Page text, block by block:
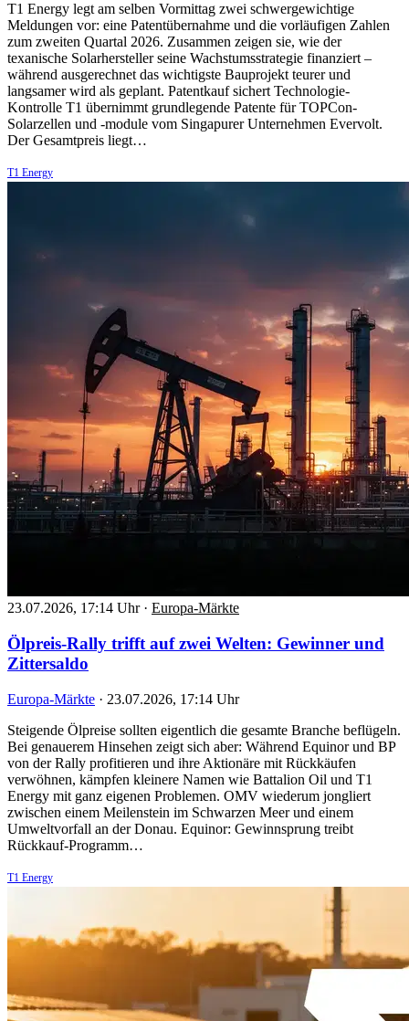
T1 Energy legt am selben Vormittag zwei schwergewichtige
Meldungen vor: eine Patentübernahme und die vorläufigen Zahlen
zum zweiten Quartal 2026. Zusammen zeigen sie, wie der
texanische Solarhersteller seine Wachstumsstrategie finanziert –
während ausgerechnet das wichtigste Bauprojekt teurer und
langsamer wird als geplant. Patentkauf sichert Technologie-
Kontrolle T1 übernimmt grundlegende Patente für TOPCon-
Solarzellen und -module vom Singapurer Unternehmen Evervolt.
Der Gesamtpreis liegt…
T1 Energy
23.07.2026, 17:14 Uhr · Europa-Märkte
Ölpreis-Rally trifft auf zwei Welten: Gewinner und
Zittersaldo
Europa-Märkte · 23.07.2026, 17:14 Uhr
Steigende Ölpreise sollten eigentlich die gesamte Branche beflügeln.
Bei genauerem Hinsehen zeigt sich aber: Während Equinor und BP
von der Rally profitieren und ihre Aktionäre mit Rückkäufen
verwöhnen, kämpfen kleinere Namen wie Battalion Oil und T1
Energy mit ganz eigenen Problemen. OMV wiederum jongliert
zwischen einem Meilenstein im Schwarzen Meer und einem
Umweltvorfall an der Donau. Equinor: Gewinnsprung treibt
Rückkauf-Programm…
T1 Energy